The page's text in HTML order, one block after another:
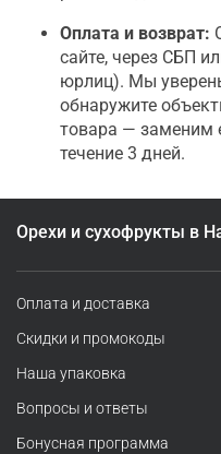
Оплата и возврат:
сайте, через СБП
юрлиц). Мы
обнаружите
товара — заменим
течение 3 дней.
Орехи и сухофрукты в
Оплата и доставка
Скидки и промокоды
Наша упаковка
Вопросы и ответы
Бонусная программа